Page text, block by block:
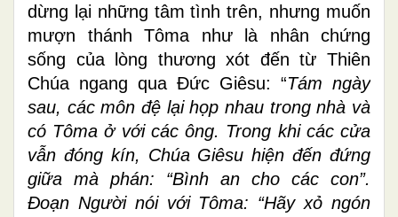
dừng lại những tâm tình trên, nhưng muốn
mượn thánh Tôma như là nhân chứng
sống của lòng thương xót đến từ Thiên
Chúa ngang qua Đức Giêsu: “Tám ngày
sau, các môn đệ lại họp nhau trong nhà và
có Tôma ở với các ông. Trong khi các cửa
vẫn đóng kín, Chúa Giêsu hiện đến đứng
giữa mà phán: “Bình an cho các con”.
Ðoạn Người nói với Tôma: “Hãy xỏ ngón